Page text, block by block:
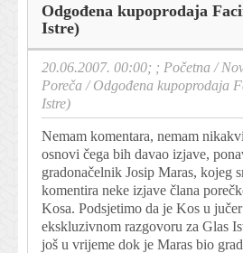
Odgođena kupoprodaja
Istre)
20.06.2007. 00:00; ; Početna /
Poreča /Odgođena kupoprodaja
Istre)
Nemam komentara, nemam
osnovi čega bih davao izjave,
gradonačelnik Josip Maras, kojeg
komentira neke izjave člana
Kosa. Podsjetimo da je Kos u
ekskluzivnom razgovoru za Glas
još u vrijeme dok je Maras bio